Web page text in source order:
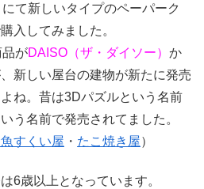
にて新しいタイプのペーパーク
入してみました。
がDAISO（ザ・ダイソー） か
新しい屋台の建物が新たに発売
ね。昔は3Dパズルという名前
う名前で発売されてました。
すくい屋 ・ たこ焼き屋）
6歳以上となっています。